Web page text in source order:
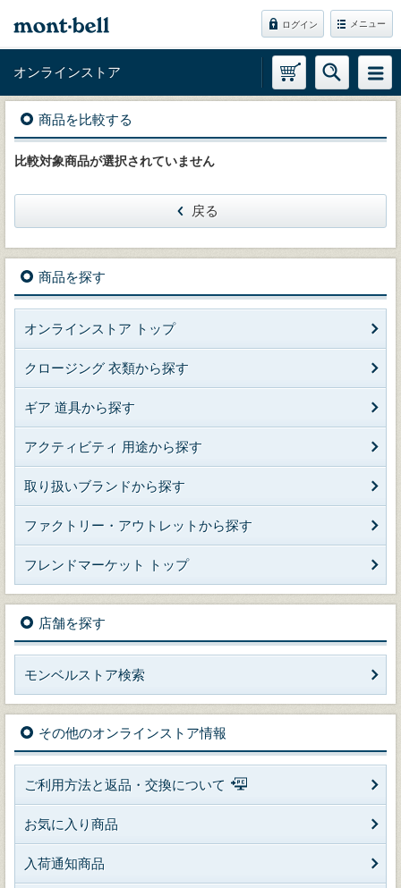
ログイン メニュー
オンラインストア
商品を比較する
比較対象商品が選択されていません
戻る
商品を探す
オンラインストア トップ
クロージング 衣類から探す
ギア 道具から探す
アクティビティ 用途から探す
取り扱いブランドから探す
ファクトリー・アウトレットから探す
フレンドマーケット トップ
店舗を探す
モンベルストア検索
その他のオンラインストア情報
ご利用方法と返品・交換について
お気に入り商品
入荷通知商品